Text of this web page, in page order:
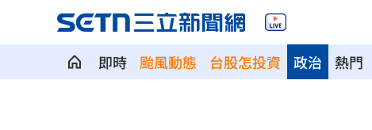
即時 颱風動態 台股怎投資 熱門
政治